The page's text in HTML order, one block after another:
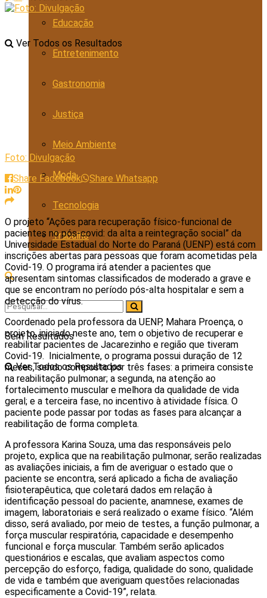
Educação
Entretenimento
Gastronomia
Justiça
Meio Ambiente
Moda
Tecnologia
Trabalho
Sem Resultados
Ver Todos os Resultados
Ver Todos os Resultados
Foto: Divulgação
Share Facebook
Share Whatsapp
O projeto “Ações para recuperação físico-funcional de
pacientes no pós-covid: da alta a reintegração social” da
Universidade Estadual do Norte do Paraná (UENP) está com
inscrições abertas para pessoas que foram acometidas pela
Covid-19. O programa irá atender a pacientes que
apresentam sintomas classificados de moderado a grave e
que se encontram no período pós-alta hospitalar e sem a
detecção do vírus.
Coordenado pela professora da UENP, Mahara Proença, o
projeto, iniciado neste ano, tem o objetivo de recuperar e
reabilitar pacientes de Jacarezinho e região que tiveram
Covid-19. Inicialmente, o programa possui duração de 12
meses, sendo composto por três fases: a primeira consiste
na reabilitação pulmonar; a segunda, na atenção ao
fortalecimento muscular e melhora da qualidade de vida
geral; e a terceira fase, no incentivo à atividade física. O
paciente pode passar por todas as fases para alcançar a
reabilitação de forma completa.
A professora Karina Souza, uma das responsáveis pelo
projeto, explica que na reabilitação pulmonar, serão realizadas
as avaliações iniciais, a fim de averiguar o estado que o
paciente se encontra, será aplicado a ficha de avaliação
fisioterapêutica, que coletará dados em relação à
identificação pessoal do paciente, anamnese, exames de
imagem, laboratoriais e será realizado o exame físico. “Além
disso, será avaliado, por meio de testes, a função pulmonar, a
força muscular respiratória, capacidade e desempenho
funcional e força muscular. Também serão aplicados
questionários e escalas, que avaliam aspectos como
percepção do esforço, fadiga, qualidade do sono, qualidade
de vida e também que averiguam questões relacionadas
especificamente a Covid-19”, relata.